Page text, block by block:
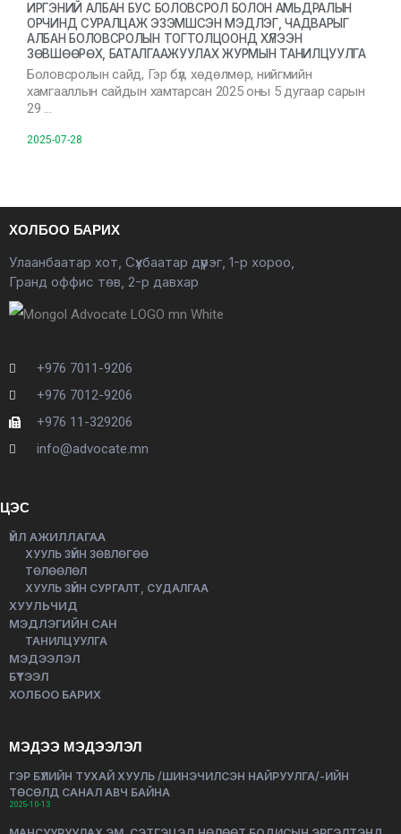
ИРГЭНИЙ АЛБАН БУС БОЛОВСРОЛ БОЛОН АМЬДРАЛЫН
ОРЧИНД СУРАЛЦАЖ ЭЗЭМШСЭН МЭДЛЭГ, ЧАДВАРЫГ
АЛБАН БОЛОВСРОЛЫН ТОГТОЛЦООНД ХҮЛЭЭН
ЗӨВШӨӨРӨХ, БАТАЛГААЖУУЛАХ ЖУРМЫН ТАНИЛЦУУЛГА
Боловсролын сайд, Гэр бүл, хөдөлмөр, нийгмийн
хамгааллын сайдын хамтарсан 2025 оны 5 дугаар сарын
29 …
2025-07-28
ХОЛБОО БАРИХ
Улаанбаатар хот, Сүхбаатар дүүрэг, 1-р хороо,
Гранд оффис төв, 2-р давхар
+976 7011-9206
+976 7012-9206
+976 11-329206
info@advocate.mn
ЦЭС
ҮЙЛ АЖИЛЛАГАА
ХУУЛЬ ЗҮЙН ЗӨВЛӨГӨӨ
ТӨЛӨӨЛӨЛ
ХУУЛЬ ЗҮЙН СУРГАЛТ, СУДАЛГАА
ХУУЛЬЧИД
МЭДЛЭГИЙН САН
ТАНИЛЦУУЛГА
МЭДЭЭЛЭЛ
БҮТЭЭЛ
ХОЛБОО БАРИХ
МЭДЭЭ МЭДЭЭЛЭЛ
ГЭР БҮЛИЙН ТУХАЙ ХУУЛЬ /ШИНЭЧИЛСЭН НАЙРУУЛГА/-ИЙН
ТӨСӨЛД САНАЛ АВЧ БАЙНА
2025-10-13